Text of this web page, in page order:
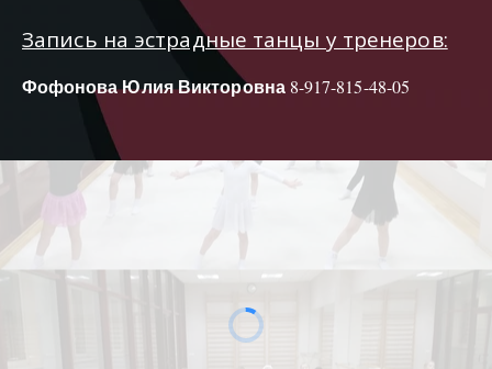
Запись на эстрадные танцы у тренеров:
Фофонова Юлия Викторовна 8-917-815-48-05